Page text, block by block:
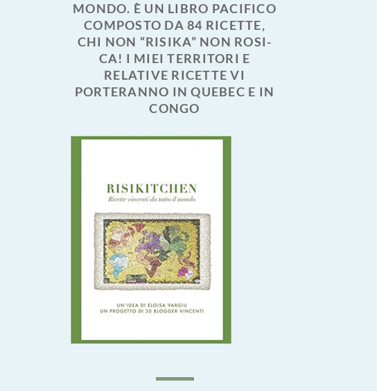
MONDO. È UN LIBRO PACIFICO
COMPOSTO DA 84 RICETTE,
CHI NON “RISIKA” NON ROSI-
CA! I MIEI TERRITORI E
RELATIVE RICETTE VI
PORTERANNO IN QUEBEC E IN
CONGO